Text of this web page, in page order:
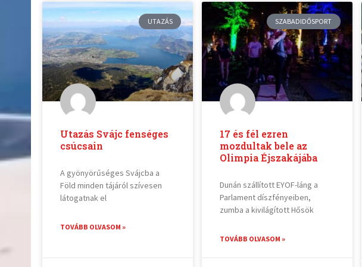
UTAZÁS
Utazás Svájc fenséges
csúcsain
A gyönyörűséges Svájcba a
Föld minden tájáról szívesen
látogatnak el
TOVÁBB OLVASOM »
SZABADIDŐSPORT
17 és fél ezren
mozdultak bele az
Olimpia Éjszakájába
Dunán szállított EYOF-láng a
Parlament díszfényeiben,
zumba a kivilágított Hősök
TOVÁBB OLVASOM »